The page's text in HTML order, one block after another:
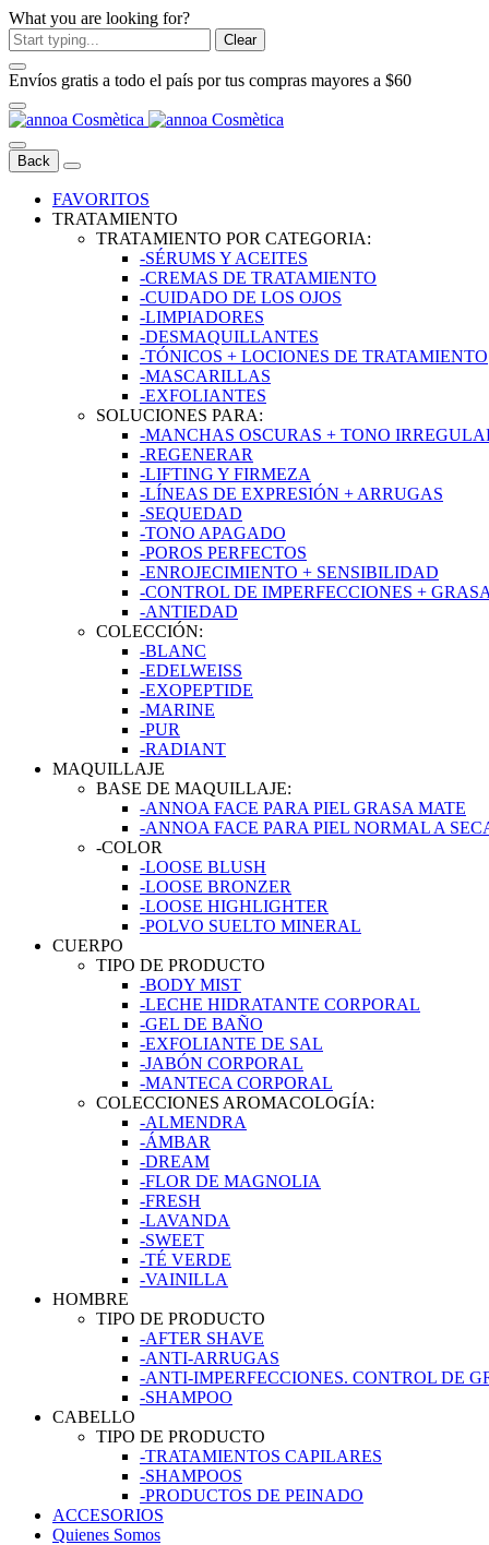
What you are looking for?
Clear
Envíos gratis a todo el país por tus compras mayores a $60
Back
FAVORITOS
TRATAMIENTO
TRATAMIENTO POR CATEGORIA:
-SÉRUMS Y ACEITES
-CREMAS DE TRATAMIENTO
-CUIDADO DE LOS OJOS
-LIMPIADORES
-DESMAQUILLANTES
-TÓNICOS + LOCIONES DE TRATAMIENTO
-MASCARILLAS
-EXFOLIANTES
SOLUCIONES PARA:
-MANCHAS OSCURAS + TONO
-REGENERAR
-LIFTING Y FIRMEZA
-LÍNEAS DE EXPRESIÓN + ARRUGAS
-SEQUEDAD
-TONO APAGADO
-POROS PERFECTOS
-ENROJECIMIENTO + SENSIBILIDAD
-CONTROL DE IMPERFECCIONES + GRASA
-ANTIEDAD
COLECCIÓN:
-BLANC
-EDELWEISS
-EXOPEPTIDE
-MARINE
-PUR
-RADIANT
MAQUILLAJE
BASE DE MAQUILLAJE:
-ANNOA FACE PARA PIEL GRASA MATE
-ANNOA FACE PARA PIEL NORMAL A
-COLOR
-LOOSE BLUSH
-LOOSE BRONZER
-LOOSE HIGHLIGHTER
-POLVO SUELTO MINERAL
CUERPO
TIPO DE PRODUCTO
-BODY MIST
-LECHE HIDRATANTE CORPORAL
-GEL DE BAÑO
-EXFOLIANTE DE SAL
-JABÓN CORPORAL
-MANTECA CORPORAL
COLECCIONES AROMACOLOGÍA:
-ALMENDRA
-ÁMBAR
-DREAM
-FLOR DE MAGNOLIA
-FRESH
-LAVANDA
-SWEET
-TÉ VERDE
-VAINILLA
HOMBRE
TIPO DE PRODUCTO
-AFTER SHAVE
-ANTI-ARRUGAS
-ANTI-IMPERFECCIONES. CONTROL DE
-SHAMPOO
CABELLO
TIPO DE PRODUCTO
-TRATAMIENTOS CAPILARES
-SHAMPOOS
-PRODUCTOS DE PEINADO
ACCESORIOS
Quienes Somos